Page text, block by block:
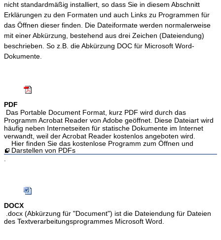
nicht standardmäßig installiert, so dass Sie in diesem Abschnitt
Erklärungen zu den Formaten und auch Links zu Programmen für
das Öffnen dieser finden. Die Dateiformate werden normalerweise
mit einer Abkürzung, bestehend aus drei Zeichen (Dateiendung)
beschrieben. So z.B. die Abkürzung DOC für Microsoft Word-
Dokumente.
PDF
Das Portable Document Format, kurz PDF wird durch das
Programm Acrobat Reader von Adobe geöffnet. Diese Dateiart wird
häufig neben Internetseiten für statische Dokumente im Internet
verwandt, weil der Acrobat Reader kostenlos angeboten wird.
Hier finden Sie das kostenlose Programm zum Öffnen und
Darstellen von PDFs
.
DOCX
.docx (Abkürzung für "Document") ist die Dateiendung für Dateien
des Textverarbeitungsprogrammes Microsoft Word.